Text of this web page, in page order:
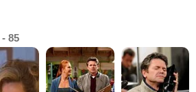
- 85